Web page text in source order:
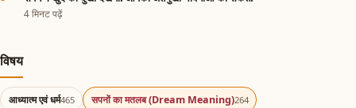
4 मिनट पढ़ें
विषय
आध्यात्म एवं धर्म465 सपनों का मतलब (Dream Meaning)264